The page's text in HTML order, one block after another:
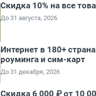
Скидка 10% на все
До 31 августа, 2026
Интернет в 180+
роуминга и сим-карт
До 31 декабря, 2026
Скидка 6 000 ₽ от 10